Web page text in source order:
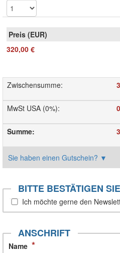
320,00 €
Zwischensumme:
MwSt USA (0%):
Summe:
Sie haben einen Gutschein? ▼
BITTE BESTÄTIGEN SIE
Ich möchte gerne den
ANSCHRIFT
Name *